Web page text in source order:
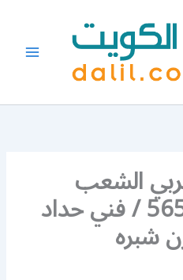
الشعب
البحري / 56585569 / فني حداد
شبره